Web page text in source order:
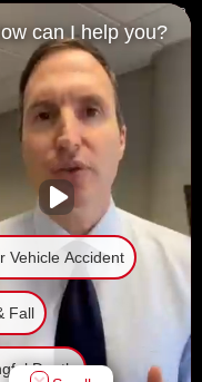
en el sitio web de nuestra
generales y no
la legislación de reforma
varios tipos de casos de
en este momento. Los
en la ley que ocurren
la comprensión anterior de
la capacidad de los
lesiones y su capacidad
estatuto de limitaciones y
verse afectados y esto
del demandante para
información en nuestro
que ya no se aplique
Además, estos cambios
del proceso legal. Por lo
y al público que
asesoramiento legal.
y se aplican la Política de
de Google.
can I help you?
Vehicle Accident
Fall
Death